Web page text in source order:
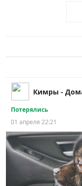
Потерялись
01 апреля 22:21